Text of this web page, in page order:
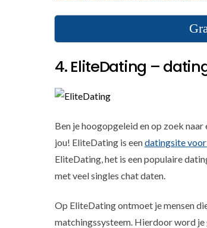
4. EliteDating –
Ben je hoogopgeleid en op zoek
jou! EliteDating is eendatingsite
EliteDating, het is een populaire
met veel singles chat daten.
Op EliteDating ontmoet je mensen
matchingssysteem. Hierdoor word